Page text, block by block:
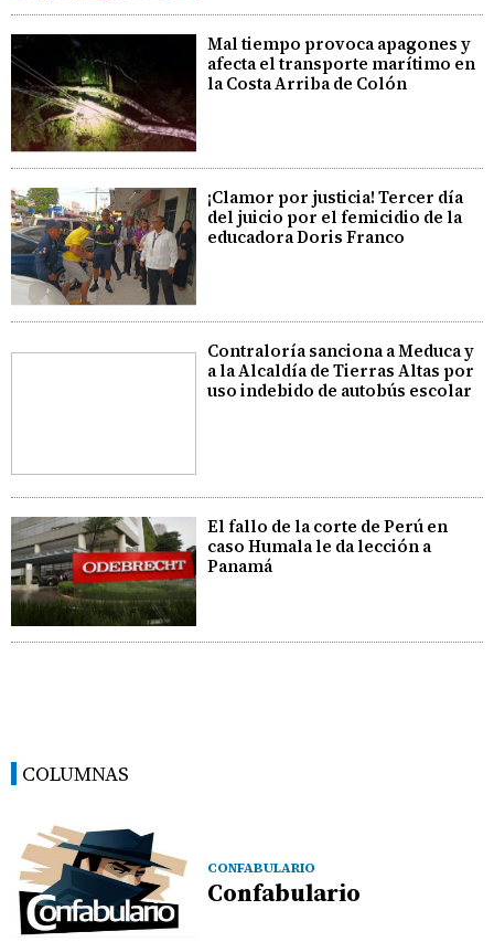
Mal tiempo provoca apagones y
afecta el transporte marítimo en
la Costa Arriba de Colón
¡Clamor por justicia! Tercer día
del juicio por el femicidio de la
educadora Doris Franco
Contraloría sanciona a Meduca y
a la Alcaldía de Tierras Altas por
uso indebido de autobús escolar
El fallo de la corte de Perú en
caso Humala le da lección a
Panamá
COLUMNAS
CONFABULARIO
Confabulario